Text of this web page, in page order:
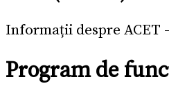
Informații despre ACET
Program de